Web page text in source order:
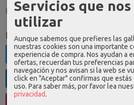
El carrito de la compra está vacío
Redes Sociales
Twitter
Linkedin
Instagram
Servicios que
utilizar
Aunque sabemos que prefieres las
nuestras cookies son una importante
experiencia de compra. Nos ayudan a
ofertas, recuerdan tus preferencias
navegación y nos avisan si la web se
click en "Aceptar" confirmas que estás
uso. Para saber más, por favor lea
privacidad.